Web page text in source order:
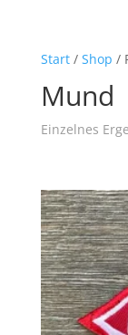
Start/ Shop /
Mund
Einzelnes